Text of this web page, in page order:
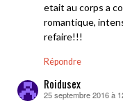
etait au corps a
romantique,
refaire!!!
Répondre
Roidusex
dit :
25 septembre 2016 à